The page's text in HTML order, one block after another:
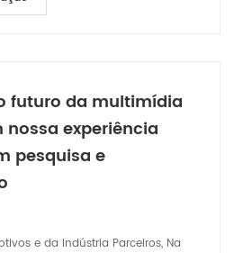
futuro da multimídia
experiência
pesquisa e
e da Indústria Parceiros, Na